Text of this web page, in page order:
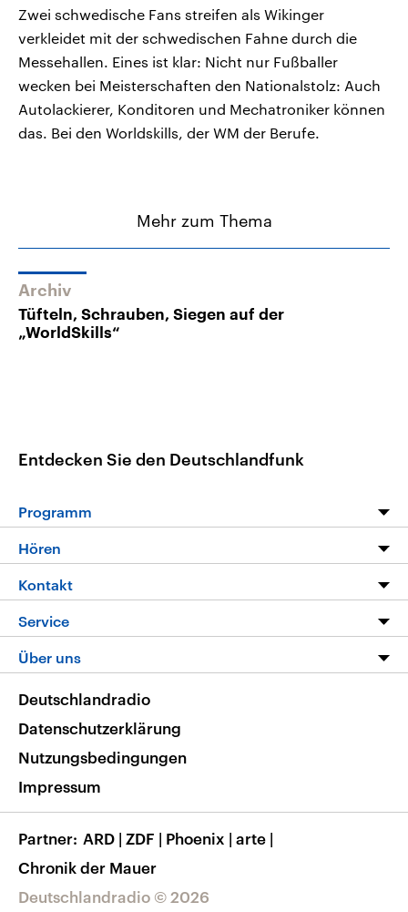
Zwei schwedische Fans streifen als Wikinger
verkleidet mit der schwedischen Fahne durch die
Messehallen. Eines ist klar: Nicht nur Fußballer
wecken bei Meisterschaften den Nationalstolz: Auch
Autolackierer, Konditoren und Mechatroniker können
das. Bei den Worldskills, der WM der Berufe.
Mehr zum Thema
Archiv
Tüfteln, Schrauben, Siegen auf der
„WorldSkills“
Entdecken Sie den Deutschlandfunk
Programm
Programm
Die Nachrichten
Nachrichtenleicht
Neue Beiträge auf dlf.de
Hören
Livestream
Podcasts
Deutschlandfunk App
Nachrichten App
Frequenzen
Kontakt
Hörerservice
Service
FAQ
Veranstaltungen
Musikliste
RSS
Über uns
Barrierefreiheit
Deutschlandradio © 2026
Deutschlandradio
Datenschutzerklärung
Nutzungsbedingungen
Impressum
Partner ARD | ZDF | Phoenix | arte |
Chronik der Mauer